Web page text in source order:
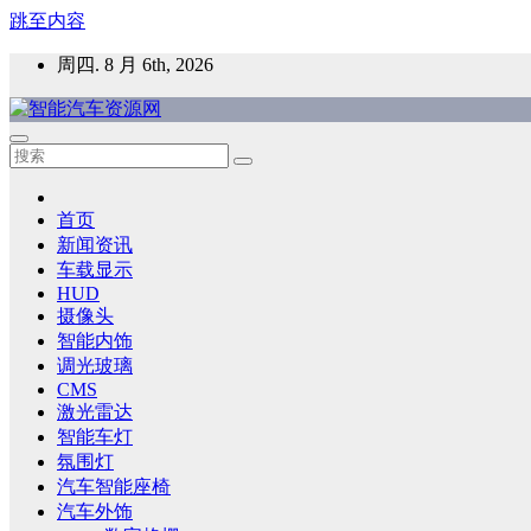
跳至内容
周四. 8 月 6th, 2026
智能汽车资源网
智能表面，智能内饰，新能源汽车，HMI，人车交互，智能车
首页
新闻资讯
车载显示
HUD
摄像头
智能内饰
调光玻璃
CMS
激光雷达
智能车灯
氛围灯
汽车智能座椅
汽车外饰